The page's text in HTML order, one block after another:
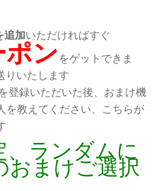
追加いただければすぐ
ンをゲットできま
りいたします
録いただいた後、おまけ機
を教えてください、こちらが
、ランダムに
おまけご選択